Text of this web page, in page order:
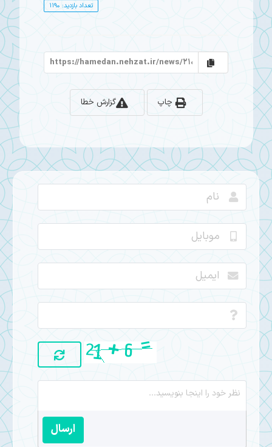
تعداد بازدید: 1190
گزارش خطا چاپ
ارسال